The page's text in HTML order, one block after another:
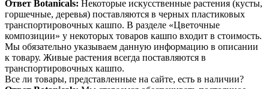
Ответ Botanicals: Некоторые искусственные растения (кусты,
горшечные, деревья) поставляются в черных пластиковых
транспортировочных кашпо. В разделе «Цветочные
композиции» у некоторых товаров кашпо входит в стоимость.
Мы обязательно указываем данную информацию в описании
к товару. Живые растения всегда поставляются в
транспортировочных кашпо.
Все ли товары, представленные на сайте, есть в наличии?